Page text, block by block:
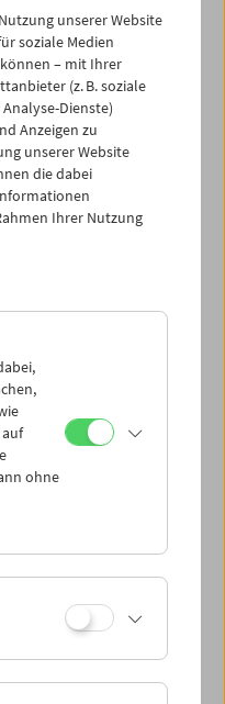
28
30
04 05
unserer Website
soziale Medien
– mit Ihrer
(z. B. soziale
Dienste)
Anzeigen zu
unserer Website
die dabei
Ihrer Nutzung
ohne